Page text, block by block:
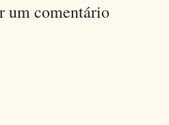
um comentário